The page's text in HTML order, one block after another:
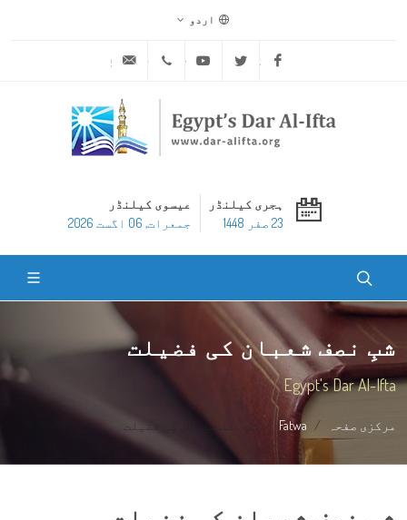
اردو
Facebook
Twitter
Youtube
ہجری کیلنڈر
23 صفر 1448
عیسوی کیلنڈر
جمعرات, 06 اگست 2026
شبِ نصف شعبان کی فضیلت
Egypt's Dar Al-Ifta
مرکزی صفحہ Fatwa شبِ نصف شعبان کی فضیلت